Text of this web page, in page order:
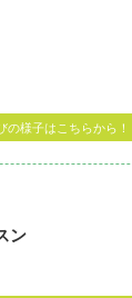
の様子はこちらから！
ン